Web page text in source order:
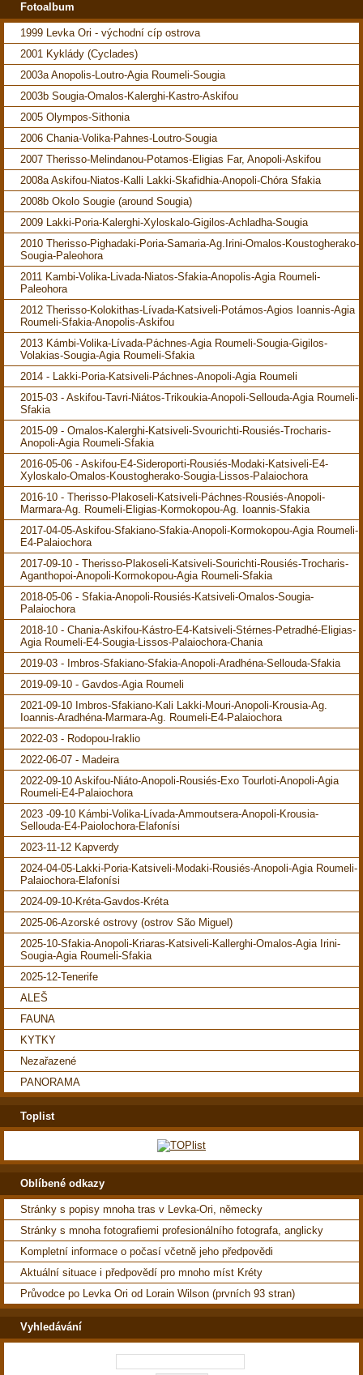
Fotoalbum
1999 Levka Ori - východní cíp ostrova
2001 Kyklády (Cyclades)
2003a Anopolis-Loutro-Agia Roumeli-Sougia
2003b Sougia-Omalos-Kalerghi-Kastro-Askifou
2005 Olympos-Sithonia
2006 Chania-Volika-Pahnes-Loutro-Sougia
2007 Therisso-Melindanou-Potamos-Eligias Far, Anopoli-Askifou
2008a Askifou-Niatos-Kalli Lakki-Skafidhia-Anopoli-Chóra Sfakia
2008b Okolo Sougie (around Sougia)
2009 Lakki-Poria-Kalerghi-Xyloskalo-Gigilos-Achladha-Sougia
2010 Therisso-Pighadaki-Poria-Samaria-Ag.Irini-Omalos-Koustogherako-
Sougia-Paleohora
2011 Kambi-Volika-Livada-Niatos-Sfakia-Anopolis-Agia Roumeli-
Paleohora
2012 Therisso-Kolokithas-Lívada-Katsiveli-Potámos-Agios Ioannis-Agia
Roumeli-Sfakia-Anopolis-Askifou
2013 Kámbi-Volika-Lívada-Páchnes-Agia Roumeli-Sougia-Gigilos-
Volakias-Sougia-Agia Roumeli-Sfakia
2014 - Lakki-Poria-Katsiveli-Páchnes-Anopoli-Agia Roumeli
2015-03 - Askifou-Tavri-Niátos-Trikoukia-Anopoli-Sellouda-Agia Roumeli-
Sfakia
2015-09 - Omalos-Kalerghi-Katsiveli-Svourichti-Rousiés-Trocharis-
Anopoli-Agia Roumeli-Sfakia
2016-05-06 - Askifou-E4-Sideroporti-Rousiés-Modaki-Katsiveli-E4-
Xyloskalo-Omalos-Koustogherako-Sougia-Lissos-Palaiochora
2016-10 - Therisso-Plakoseli-Katsiveli-Páchnes-Rousiés-Anopoli-
Marmara-Ag. Roumeli-Eligias-Kormokopou-Ag. Ioannis-Sfakia
2017-04-05-Askifou-Sfakiano-Sfakia-Anopoli-Kormokopou-Agia Roumeli-
E4-Palaiochora
2017-09-10 - Therisso-Plakoseli-Katsiveli-Sourichti-Rousiés-Trocharis-
Aganthopoi-Anopoli-Kormokopou-Agia Roumeli-Sfakia
2018-05-06 - Sfakia-Anopoli-Rousiés-Katsiveli-Omalos-Sougia-
Palaiochora
2018-10 - Chania-Askifou-Kástro-E4-Katsiveli-Stérnes-Petradhé-Eligias-
Agia Roumeli-E4-Sougia-Lissos-Palaiochora-Chania
2019-03 - Imbros-Sfakiano-Sfakia-Anopoli-Aradhéna-Sellouda-Sfakia
2019-09-10 - Gavdos-Agia Roumeli
2021-09-10 Imbros-Sfakiano-Kali Lakki-Mouri-Anopoli-Krousia-Ag.
Ioannis-Aradhéna-Marmara-Ag. Roumeli-E4-Palaiochora
2022-03 - Rodopou-Iraklio
2022-06-07 - Madeira
2022-09-10 Askifou-Niáto-Anopoli-Rousiés-Exo Tourloti-Anopoli-Agia
Roumeli-E4-Palaiochora
2023 -09-10 Kámbi-Volika-Lívada-Ammoutsera-Anopoli-Krousia-
Sellouda-E4-Paiolochora-Elafonísi
2023-11-12 Kapverdy
2024-04-05-Lakki-Poria-Katsiveli-Modaki-Rousiés-Anopoli-Agia Roumeli-
Palaiochora-Elafonísi
2024-09-10-Kréta-Gavdos-Kréta
2025-06-Azorské ostrovy (ostrov São Miguel)
2025-10-Sfakia-Anopoli-Kriaras-Katsiveli-Kallerghi-Omalos-Agia Irini-
Sougia-Agia Roumeli-Sfakia
2025-12-Tenerife
ALEŠ
FAUNA
KYTKY
Nezařazené
PANORAMA
Toplist
Oblíbené odkazy
Stránky s popisy mnoha tras v Levka-Ori, německy
Stránky s mnoha fotografiemi profesionálního fotografa, anglicky
Kompletní informace o počasí včetně jeho předpovědi
Aktuální situace i předpovědí pro mnoho míst Kréty
Průvodce po Levka Ori od Lorain Wilson (prvních 93 stran)
Vyhledávání